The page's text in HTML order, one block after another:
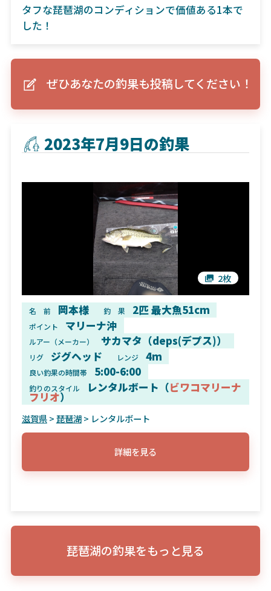
タフな琵琶湖のコンディションで価値ある1本で
した！
ぜひあなたの釣果も投稿してください！
2023年7月9日の釣果
2枚
名 前 岡本様 釣 果 2匹 最大魚51cm
ポイント マリーナ沖
ルアー（メーカー） サカマタ（deps(デプス)）
リグ ジグヘッド レンジ 4m
良い釣果の時間帯 5:00-6:00
釣りのスタイル レンタルボート（ビワコマリーナ
フリオ）
滋賀県>琵琶湖> レンタルボート
詳細を見る
琵琶湖の釣果をもっと見る